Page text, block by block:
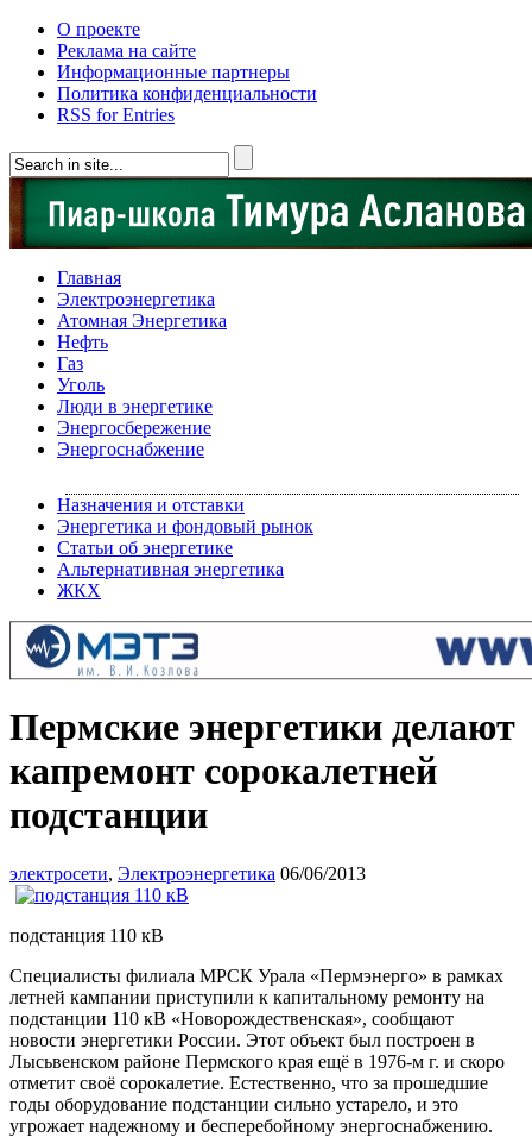
О проекте
Реклама на сайте
Информационные партнеры
Политика конфиденциальности
RSS for Entries
Главная
Электроэнергетика
Атомная Энергетика
Нефть
Газ
Уголь
Люди в энергетике
Энергосбережение
Энергоснабжение
Назначения и отставки
Энергетика и фондовый рынок
Статьи об энергетике
Альтернативная энергетика
ЖКХ
Пермские энергетики делают
капремонт сорокалетней
подстанции
электросети, Электроэнергетика 06/06/2013
подстанция 110 кВ
Специалисты филиала МРСК Урала «Пермэнерго» в рамках
летней кампании приступили к капитальному ремонту на
подстанции 110 кВ «Новорождественская», сообщают
новости энергетики России. Этот объект был построен в
Лысьвенском районе Пермского края ещё в 1976-м г. и скоро
отметит своё сорокалетие. Естественно, что за прошедшие
годы оборудование подстанции сильно устарело, и это
угрожает надежному и бесперебойному энергоснабжению.